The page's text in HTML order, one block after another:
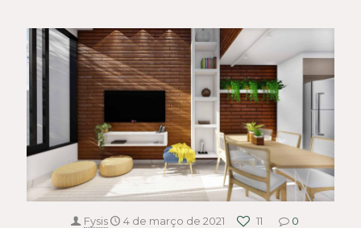
Fysis 4 de março de 2021 11 0